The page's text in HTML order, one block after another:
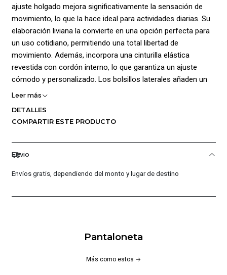
ajuste holgado mejora significativamente la sensación de
movimiento, lo que la hace ideal para actividades diarias. Su
elaboración liviana la convierte en una opción perfecta para
un uso cotidiano, permitiendo una total libertad de
movimiento. Además, incorpora una cinturilla elástica
revestida con cordón interno, lo que garantiza un ajuste
cómodo y personalizado. Los bolsillos laterales añaden un
toque práctico, proporcionando espacio para almacenar
transpirabilidad al absorber el sudor y distribuirlo
uniformemente por la superficie, favoreciendo su rápida
hace juego con el color de base de la prenda, brindando un
Leer más
DETALLES
COMPARTIR ESTE PRODUCTO
Envio
Envíos gratis, dependiendo del monto y lugar de destino
Pantaloneta
Más como estos